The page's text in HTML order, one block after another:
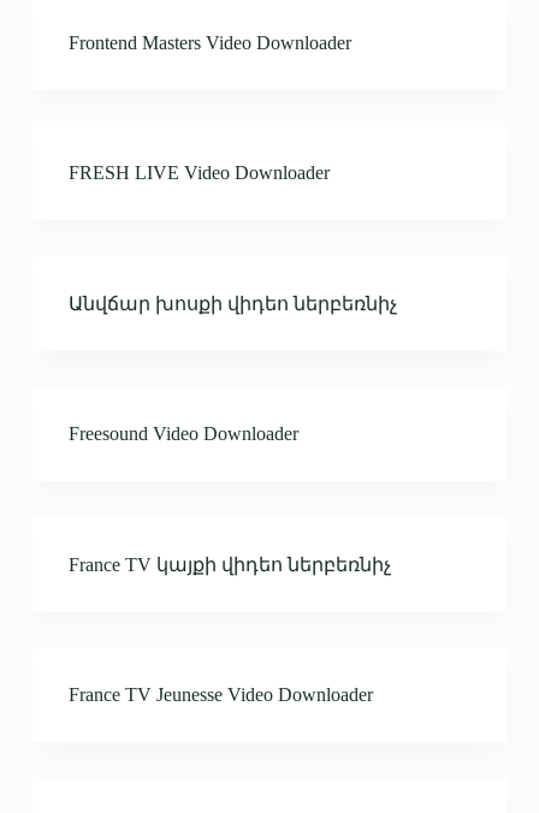
Frontend Masters Video Downloader
FRESH LIVE Video Downloader
Անվճար խոսքի վիդեո ներբեռնիչ
Freesound Video Downloader
France TV կայքի վիդեո ներբեռնիչ
France TV Jeunesse Video Downloader